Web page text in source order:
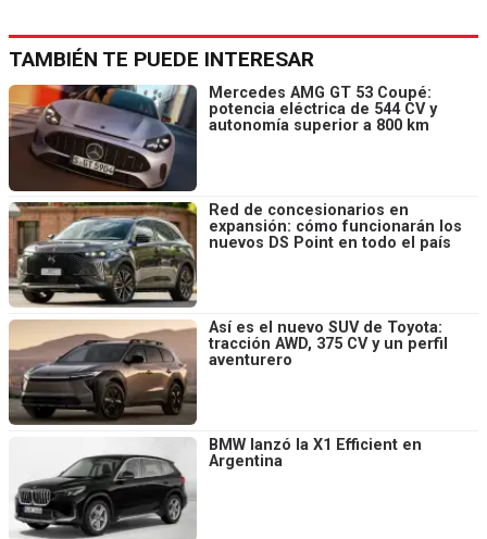
TAMBIÉN TE PUEDE INTERESAR
Mercedes AMG GT 53 Coupé:
potencia eléctrica de 544 CV y
autonomía superior a 800 km
Red de concesionarios en
expansión: cómo funcionarán los
nuevos DS Point en todo el país
Así es el nuevo SUV de Toyota:
tracción AWD, 375 CV y un perfil
aventurero
BMW lanzó la X1 Efficient en
Argentina